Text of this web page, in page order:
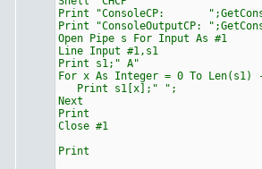
Print "ConsoleCP:
Print "ConsoleOutputCP:
Open Pipe s For Input As #1
Line Input #1,s1
Print s1;" A"
For x As Integer = 0 To Len(s1)
Print s1[x];" ";
Next
Print
Close #1
Print